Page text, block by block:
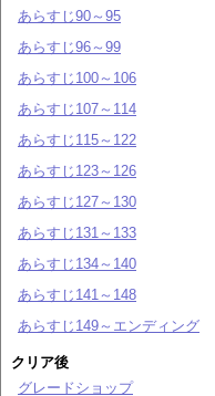
あらすじ90～95
あらすじ96～99
あらすじ100～106
あらすじ107～114
あらすじ115～122
あらすじ123～126
あらすじ127～130
あらすじ131～133
あらすじ134～140
あらすじ141～148
あらすじ149～エンディング
クリア後
グレードショップ